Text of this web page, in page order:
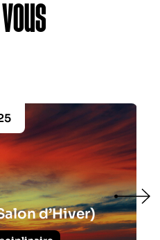
d’Hiver)